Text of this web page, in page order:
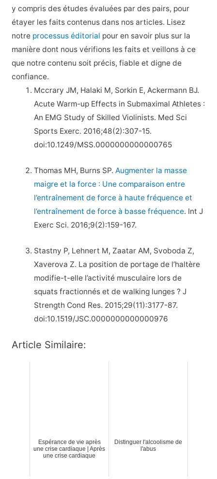
y compris des études évaluées par des pairs, pour
étayer les faits contenus dans nos articles. Lisez
notre processus éditorial pour en savoir plus sur la
manière dont nous vérifions les faits et veillons à ce
que notre contenu soit précis, fiable et digne de
confiance.
Mccrary JM, Halaki M, Sorkin E, Ackermann BJ.
Acute Warm-up Effects in Submaximal Athletes :
An EMG Study of Skilled Violinists. Med Sci
Sports Exerc. 2016;48(2):307-15.
doi:10.1249/MSS.0000000000000765
Thomas MH, Burns SP.Augmenter la masse
maigre et la force : Une comparaison entre
l’entraînement de force à haute fréquence et
l’entraînement de force à basse fréquence. Int J
Exerc Sci. 2016;9(2):159-167.
Stastny P, Lehnert M, Zaatar AM, Svoboda Z,
Xaverova Z. La position de portage de l’haltère
modifie-t-elle l’activité musculaire lors de
squats fractionnés et de walking lunges ? J
Strength Cond Res. 2015;29(11):3177-87.
doi:10.1519/JSC.0000000000000976
Article Similaire:
Espérance de vie après
une crise cardiaque | Après
une crise cardiaque
Distinguer l'alcoolisme de
l'abus